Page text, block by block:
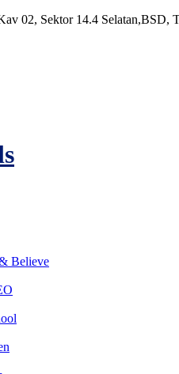
02, Sektor 14.4 Selatan,BSD,
Believe